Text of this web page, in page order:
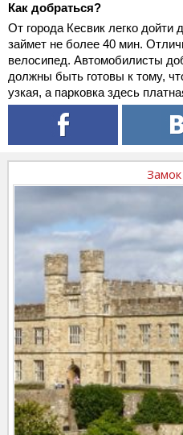
Как добраться?
От города Кесвик легко дойти
займет не более 40 мин.
велосипед. Автомобилисты
должны быть готовы к тому,
узкая, а парковка здесь